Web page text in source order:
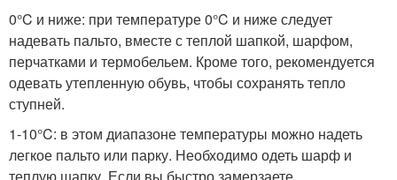
0°C и ниже: при температуре 0°C и ниже следует
надевать пальто, вместе с теплой шапкой, шарфом,
перчатками и термобельем. Кроме того, рекомендуется
одевать утепленную обувь, чтобы сохранять тепло
ступней.
1-10°C: в этом диапазоне температуры можно надеть
легкое пальто или парку. Необходимо одеть шарф и
теплую шапку. Если вы быстро замерзаете,